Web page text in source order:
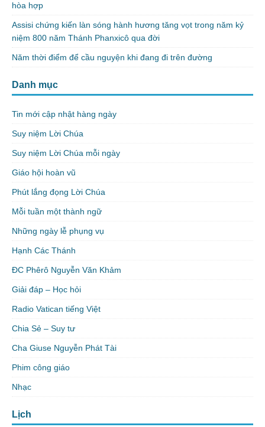
hòa hợp
Assisi chứng kiến làn sóng hành hương tăng vọt trong năm kỷ
niệm 800 năm Thánh Phanxicô qua đời
Năm thời điểm để cầu nguyện khi đang đi trên đường
Danh mục
Tin mới cập nhật hàng ngày
Suy niệm Lời Chúa
Suy niệm Lời Chúa mỗi ngày
Giáo hội hoàn vũ
Phút lắng đọng Lời Chúa
Mỗi tuần một thành ngữ
Những ngày lễ phụng vụ
Hạnh Các Thánh
ĐC Phêrô Nguyễn Văn Khảm
Giải đáp – Học hỏi
Radio Vatican tiếng Việt
Chia Sẻ – Suy tư
Cha Giuse Nguyễn Phát Tài
Phim công giáo
Nhạc
Lịch